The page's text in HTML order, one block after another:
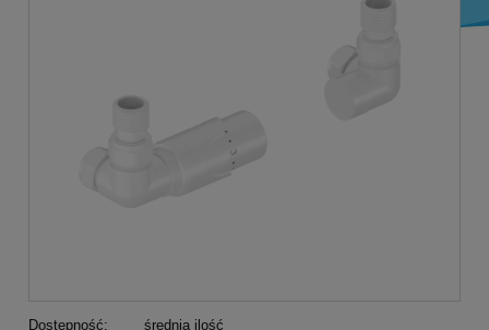
Dostępność:
średnia ilość